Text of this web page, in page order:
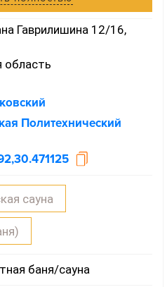
Гаврилишина 12/16,
область
Политехнический
сауна
баня/сауна